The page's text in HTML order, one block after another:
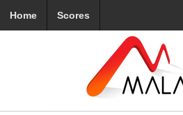
Home Scores